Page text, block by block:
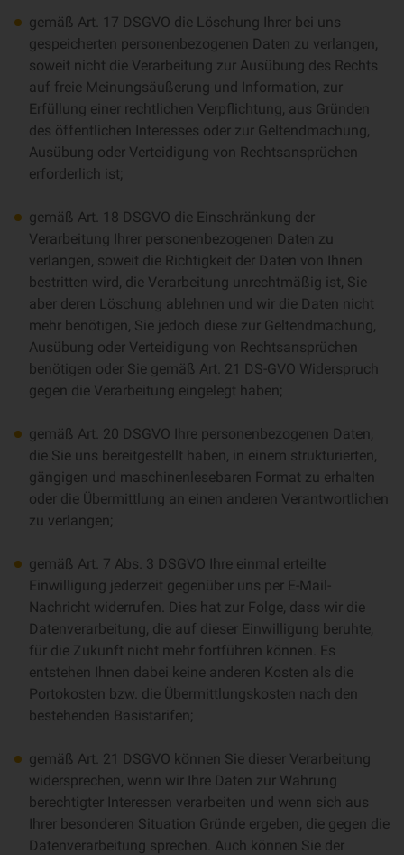
gemäß Art. 17 DSGVO die Löschung Ihrer bei uns
gespeicherten personenbezogenen Daten zu verlangen,
soweit nicht die Verarbeitung zur Ausübung des Rechts
auf freie Meinungsäußerung und Information, zur
Erfüllung einer rechtlichen Verpflichtung, aus Gründen
des öffentlichen Interesses oder zur Geltendmachung,
Ausübung oder Verteidigung von Rechtsansprüchen
erforderlich ist;
gemäß Art. 18 DSGVO die Einschränkung der
Verarbeitung Ihrer personenbezogenen Daten zu
verlangen, soweit die Richtigkeit der Daten von Ihnen
bestritten wird, die Verarbeitung unrechtmäßig ist, Sie
aber deren Löschung ablehnen und wir die Daten nicht
mehr benötigen, Sie jedoch diese zur Geltendmachung,
Ausübung oder Verteidigung von Rechtsansprüchen
benötigen oder Sie gemäß Art. 21 DS-GVO Widerspruch
gegen die Verarbeitung eingelegt haben;
gemäß Art. 20 DSGVO Ihre personenbezogenen Daten,
die Sie uns bereitgestellt haben, in einem strukturierten,
gängigen und maschinenlesebaren Format zu erhalten
oder die Übermittlung an einen anderen Verantwortlichen
zu verlangen;
gemäß Art. 7 Abs. 3 DSGVO Ihre einmal erteilte
Einwilligung jederzeit gegenüber uns per E-Mail-
Nachricht widerrufen. Dies hat zur Folge, dass wir die
Datenverarbeitung, die auf dieser Einwilligung beruhte,
für die Zukunft nicht mehr fortführen können. Es
entstehen Ihnen dabei keine anderen Kosten als die
Portokosten bzw. die Übermittlungskosten nach den
bestehenden Basistarifen;
gemäß Art. 21 DSGVO können Sie dieser Verarbeitung
widersprechen, wenn wir Ihre Daten zur Wahrung
berechtigter Interessen verarbeiten und wenn sich aus
Ihrer besonderen Situation Gründe ergeben, die gegen die
Datenverarbeitung sprechen. Auch können Sie der